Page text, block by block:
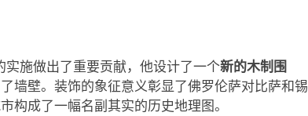
实施做出了重要贡献，他设计了一个新的木制围
墙壁。装饰的象征意义彰显了佛罗伦萨对比萨和锡
构成了一幅名副其实的历史地理图。